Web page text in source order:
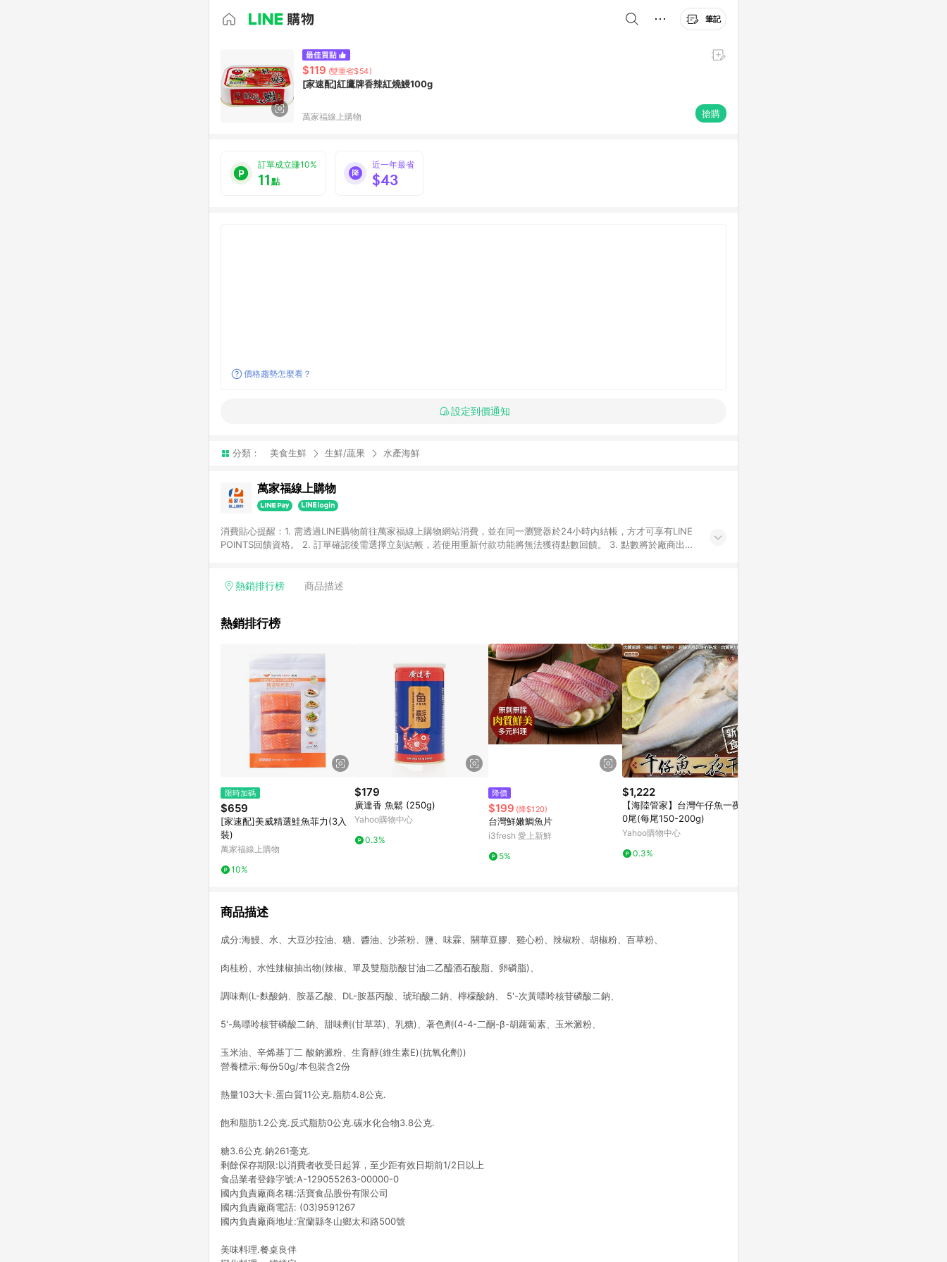
筆記
$119 (雙重省$54)
[家速配]紅鷹牌香辣紅燒鰻100g
萬家福線上購物 搶購
訂單成立賺10%
11點
近一年最省
$43
價格趨勢怎麼看？
設定到價通知
分類： 美食生鮮 生鮮/蔬果 水產海鮮
萬家福線上購物
消費貼心提醒：1. 需透過LINE購物前往萬家福線上購物網站消費，並在同一瀏覽器於24小時內結帳，方才可享有LINE
POINTS回饋資格。 2. 訂單確認後需選擇立刻結帳，若使用重新付款功能將無法獲得點數回饋。 3. 點數將於廠商出貨
留時間內聯絡客服中心，並由康達盛通生活事業股份有限公司方進行訂單資格確認。 康達盛通線上購物希望提供簡
熱銷排行榜 商品描述
熱銷排行榜
限時加碼
$659
[家速配]美威精選鮭魚菲力(3入
裝)
萬家福線上購物
10%
$179
廣達香 魚鬆 (250g)
Yahoo購物中心
0.3%
降價
$199 (降$120)
台灣鮮嫩鯛魚片
i3fresh 愛上新鮮
5%
$1,222
【海陸管家】台灣午仔魚一夜干1
0尾(每尾150-200g)
Yahoo購物中心
0.3%
商品描述
成分:海鰻、水、大豆沙拉油、糖、醬油、沙茶粉、鹽、味霖、關華豆膠、雞心粉、辣椒粉、胡椒粉、百草粉、
肉桂粉、水性辣椒抽出物(辣椒、單及雙脂肪酸甘油二乙醯酒石酸脂、卵磷脂)、
調味劑(L-麩酸鈉、胺基乙酸、DL-胺基丙酸、琥珀酸二鈉、檸檬酸鈉、 5'-次黃嘌呤核苷磷酸二鈉、
5'-鳥嘌呤核苷磷酸二鈉、甜味劑(甘草萃)、乳糖)、著色劑(4-4-二酮-β-胡蘿蔔素、玉米澱粉、
玉米油、辛烯基丁二 酸鈉澱粉、生育醇(維生素E)(抗氧化劑))
營養標示:每份50g/本包裝含2份
熱量103大卡.蛋白質11公克.脂肪4.8公克.
飽和脂肪1.2公克.反式脂肪0公克.碳水化合物3.8公克.
糖3.6公克.鈉261毫克.
剩餘保存期限:以消費者收受日起算，至少距有效日期前1/2日以上
食品業者登錄字號:A-129055263-00000-0
國內負責廠商名稱:活寶食品股份有限公司
國內負責廠商電話: (03)9591267
國內負責廠商地址:宜蘭縣冬山鄉太和路500號
美味料理.餐桌良伴